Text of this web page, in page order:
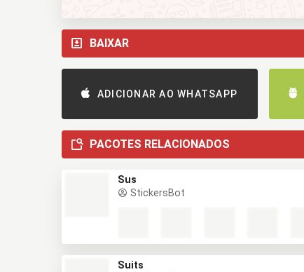
BAIXAR
ADICIONAR AO WHATSAPP
PACOTES RELACIONADOS
Sus
StickersBot
Suits